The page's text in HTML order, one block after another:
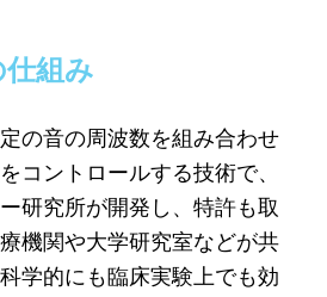
組み
の音の周波数を組み合わせ
コントロールする技術で、
研究所が開発し、特許も取
機関や大学研究室などが共
学的にも臨床実験上でも効